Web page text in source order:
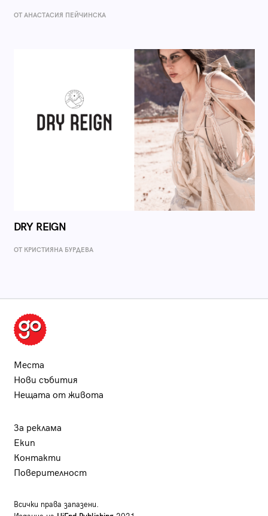
ОТ AНАСТАСИЯ ПЕЙЧИНСКА
DRY REIGN
ОТ КРИСТИЯНА БУРДЕВА
Места
Нови събития
Нещата от живота
За реклама
Екип
Контакти
Поверителност
Всички права запазени.